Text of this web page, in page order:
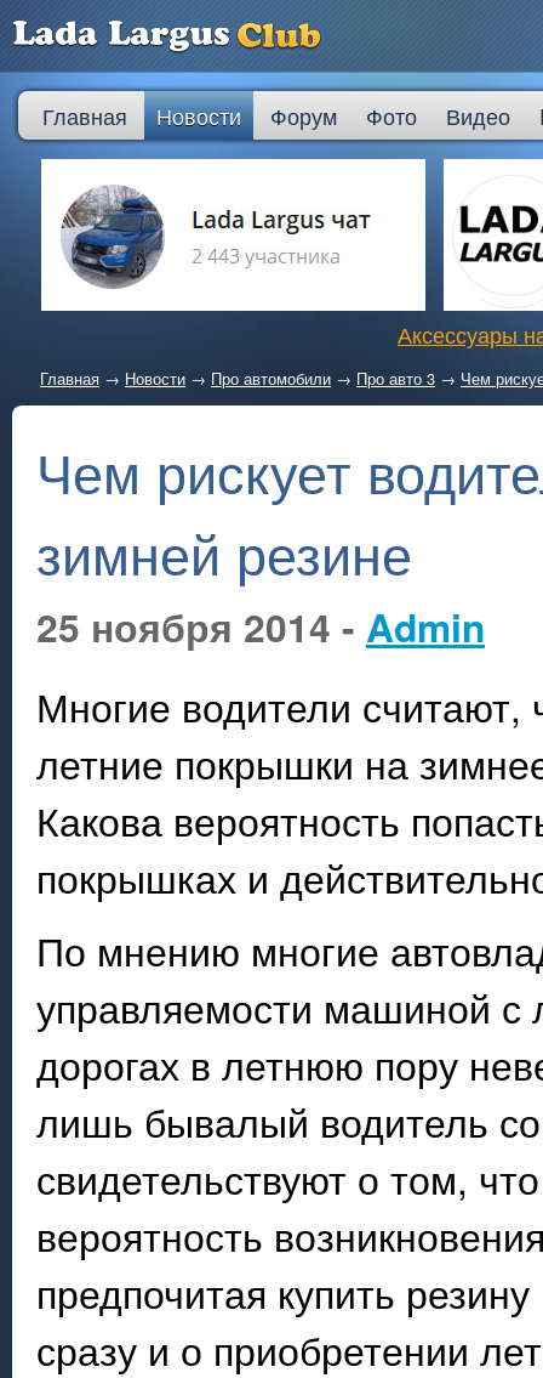
Главная Новости Форум Фото Видео
Аксессуары
Главная → Новости → Про автомобили → Про авто 3 → Чем
Чем рискует
зимней резине
25 ноября 2014 - Admin
Многие водители считают,
летние покрышки на
Какова вероятность
покрышках и
По мнению многие
управляемости машиной
дорогах в летнюю пору
лишь бывалый водитель
свидетельствуют о том,
вероятность
предпочитая купить
сразу и о приобретении